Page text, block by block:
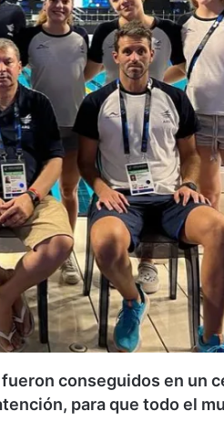
conseguidos en un
para que todo el